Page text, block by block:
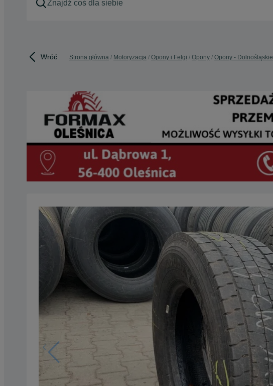
Wróć Strona główna Motoryzacja Opony i Felgi Opony Opony - Dolnośląskie